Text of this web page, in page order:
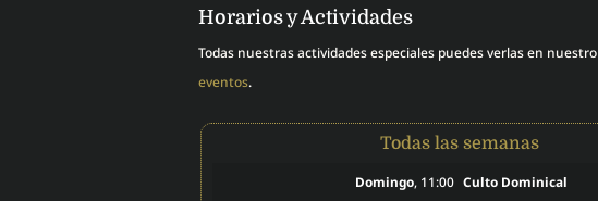
Horarios y Actividades
Todas nuestras actividades especiales puedes verlas en nuestro
eventos.
Todas las semanas
Domingo, 11:00 Culto Dominical